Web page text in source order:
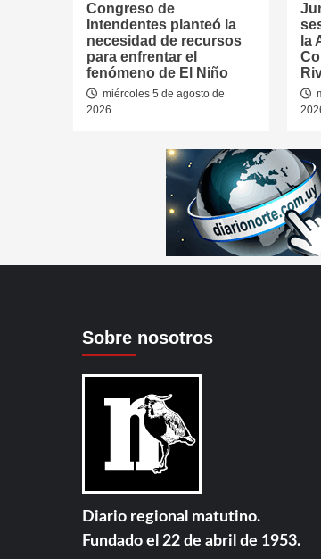
Congreso de
Intendentes planteó la
necesidad de recursos
para enfrentar el
fenómeno de El Niño
miércoles 5 de agosto de
2026
la
Sobre nosotros
Diario regional matutino.
Fundado el 22 de abril de 1953.